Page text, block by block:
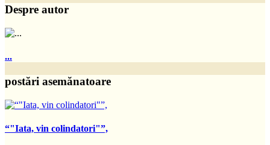
Despre autor
...
postări asemănatoare
“"Iata, vin colindatori"”,